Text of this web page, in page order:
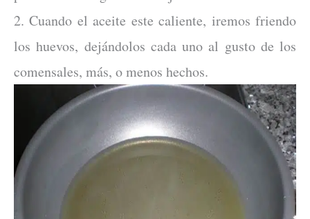
2. Cuando el aceite este caliente, iremos friendo
los huevos, dejándolos cada uno al gusto de los
comensales, más, o menos hechos.